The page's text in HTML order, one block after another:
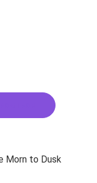
Morn to Dusk